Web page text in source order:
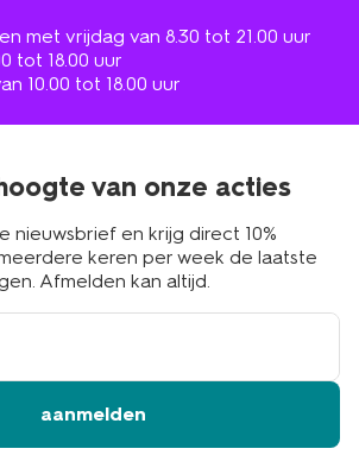
met vrijdag van 8.30 tot 21.00 uur
tot 18.00 uur
10.00 tot 18.00 uur
van onze acties
nieuwsbrief en krijg direct 10%
keren per week de laatste
Afmelden kan altijd.
aanmelden